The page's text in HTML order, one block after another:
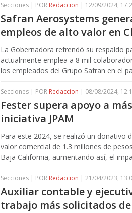
Secciones | POR Redaccion | 12/09/2024,
Safran Aerosystems
empleos de alto valor en
La Gobernadora refrendó su respaldo
actualmente emplea a 8 mil
los empleados del Grupo Safran en el
Secciones | POR Redaccion | 08/08/2024,
Fester supera apoyo a
iniciativa JPAM
Para este 2024, se realizó un donativo
valor comercial de 1.3 millones de
Baja California, aumentando así, el
Secciones | POR Redaccion | 21/04/2023,
Auxiliar contable y
trabajo más solicitados